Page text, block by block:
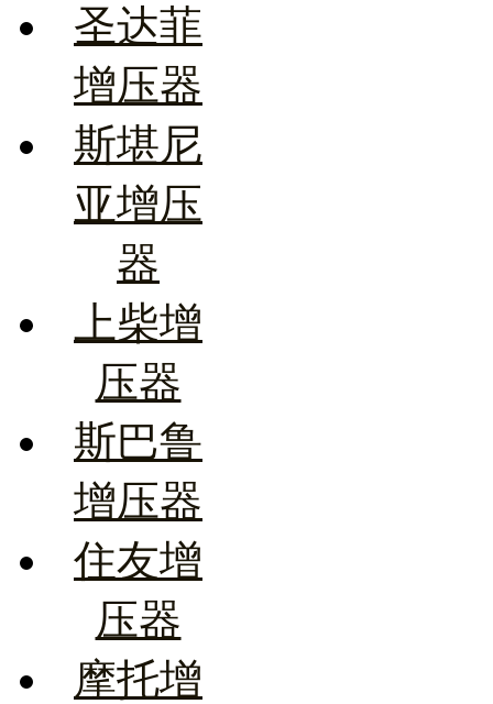
圣达菲
增压器
斯堪尼
亚增压
器
上柴增
压器
斯巴鲁
增压器
住友增
压器
摩托增